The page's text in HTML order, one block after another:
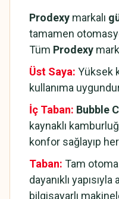
Prodexy markalı
tamamen
Tüm Prodexy
Üst Saya: Yüksek
kullanıma
İç Taban: Bubble
kaynaklı
konfor sağlayıp
Taban: Tam
dayanıklı
bilgisayarlı